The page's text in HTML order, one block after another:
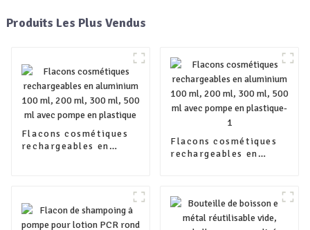
Produits Les Plus Vendus
Flacons cosmétiques
rechargeables en
Flacons cosmétiques
rechargeables en
plastique-1